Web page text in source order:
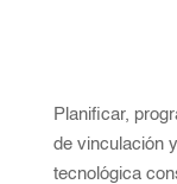
Planificar,
de vinculación
tecnológica